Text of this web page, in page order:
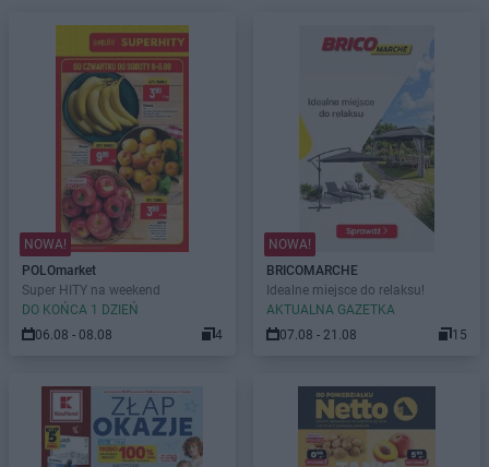
NOWA!
POLOmarket
Super HITY na weekend
DO KOŃCA 1 DZIEŃ
06.08 - 08.08
4
NOWA!
BRICOMARCHE
Idealne miejsce do relaksu!
AKTUALNA GAZETKA
07.08 - 21.08
15